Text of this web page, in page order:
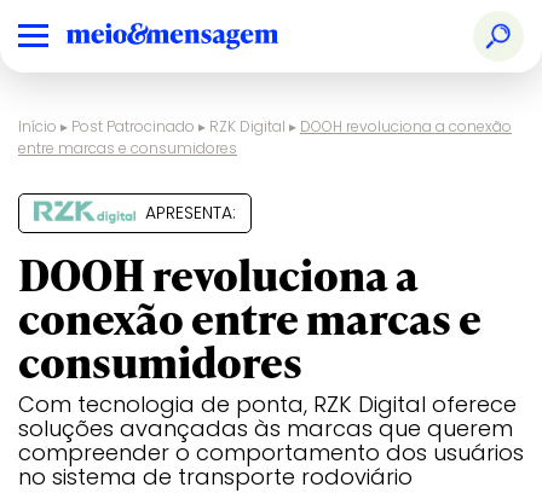
Início ▸ Post Patrocinado ▸ RZK Digital ▸ DOOH revoluciona a conexão
entre marcas e consumidores
APRESENTA:
DOOH revoluciona a
conexão entre marcas e
consumidores
Com tecnologia de ponta, RZK Digital oferece
soluções avançadas às marcas que querem
compreender o comportamento dos usuários
no sistema de transporte rodoviário